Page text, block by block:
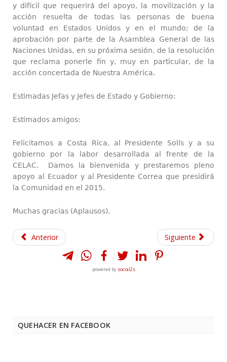
y difícil que requerirá del apoyo, la movilización y la
acción resuelta de todas las personas de buena
voluntad en Estados Unidos y en el mundo; de la
aprobación por parte de la Asamblea General de las
Naciones Unidas, en su próxima sesión, de la resolución
que reclama ponerle fin y, muy en particular, de la
acción concertada de Nuestra América.
Estimadas Jefas y Jefes de Estado y Gobierno:
Estimados amigos:
Felicitamos a Costa Rica, al Presidente Solís y a su
gobierno por la labor desarrollada al frente de la
CELAC. Damos la bienvenida y prestaremos pleno
apoyo al Ecuador y al Presidente Correa que presidirá
la Comunidad en el 2015.
Muchas gracias (Aplausos).
Anterior Siguiente
powered by social2s
QUEHACER EN FACEBOOK